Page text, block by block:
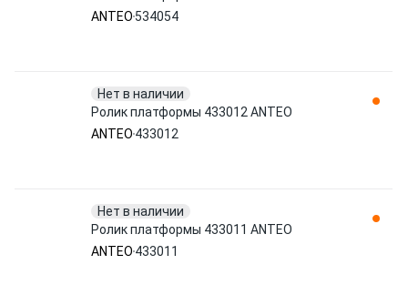
ANTEO 534054
Нет в наличии
Ролик платформы 433012 ANTEO
ANTEO 433012
Нет в наличии
Ролик платформы 433011 ANTEO
ANTEO 433011